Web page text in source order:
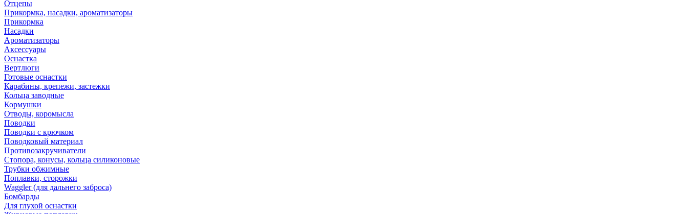
Отцепы
Прикормка, насадки, ароматизаторы
Прикормка
Насадки
Ароматизаторы
Аксессуары
Оснастка
Вертлюги
Готовые оснастки
Карабины, крепежи, застежки
Кольца заводные
Кормушки
Отводы, коромысла
Поводки
Поводки с крючком
Поводковый материал
Противозакручиватели
Стопора, конусы, кольца силиконовые
Трубки обжимные
Поплавки, сторожки
Waggler (для дальнего заброса)
Бомбарды
Для глухой оснастки